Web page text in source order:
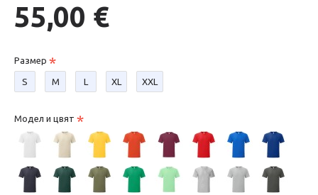
55,00 €
Размер
S М L XL XXL
Модел и цвят